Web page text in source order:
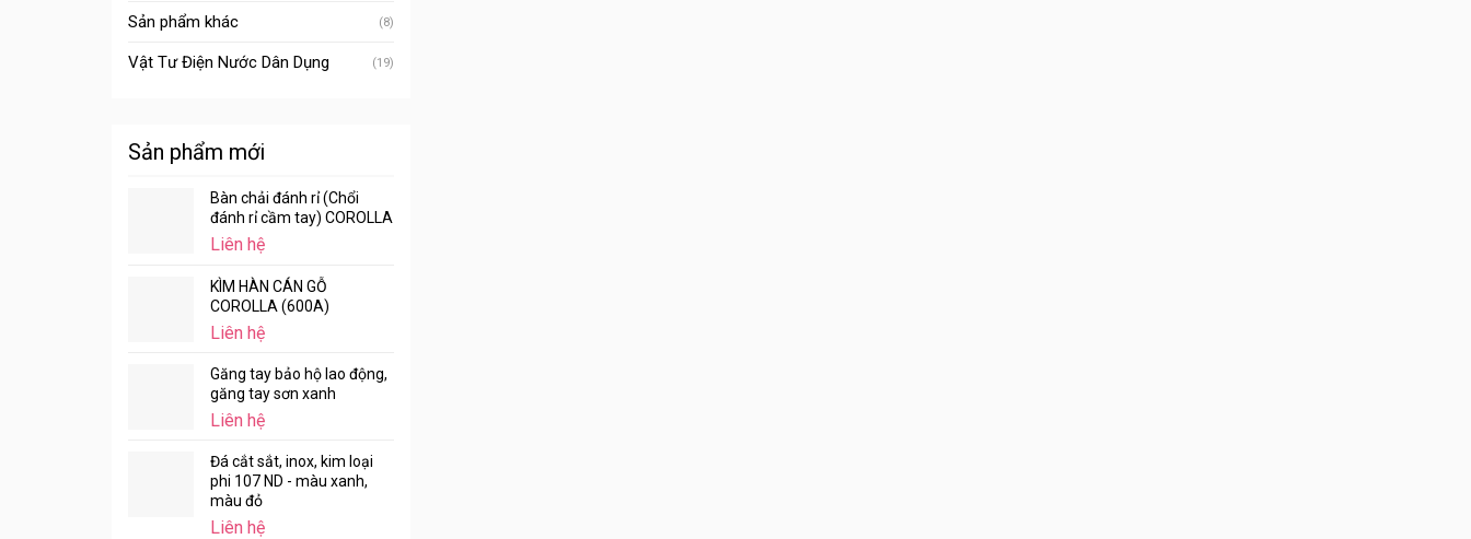
Sản phẩm khác (8)
Vật Tư Điện Nước Dân Dụng (19)
Sản phẩm mới
Bàn chải đánh rỉ (Chổi
đánh rỉ cầm tay) COROLLA
Liên hệ
KÌM HÀN CÁN GỖ
COROLLA (600A)
Liên hệ
Găng tay bảo hộ lao động,
găng tay sơn xanh
Liên hệ
Đá cắt sắt, inox, kim loại
phi 107 ND - màu xanh,
màu đỏ
Liên hệ